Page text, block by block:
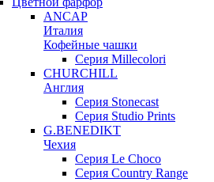
ANCAP
Италия
Кофейные чашки
Серия Millecolori
CHURCHILL
Англия
Серия Stonecast
Серия Studio Prints
G.BENEDIKT
Чехия
Cерия Le Choco
Серия Country Range